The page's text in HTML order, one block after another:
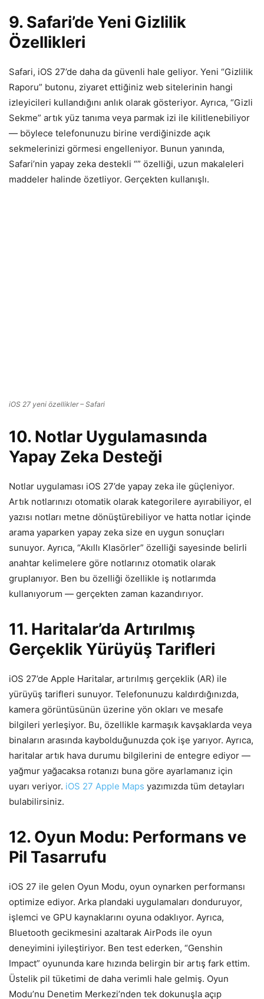
9. Safari’de Yeni Gizlilik
Özellikleri
Safari, iOS 27’de daha da güvenli hale geliyor. Yeni “Gizlilik
Raporu” butonu, ziyaret ettiğiniz web sitelerinin hangi
izleyicileri kullandığını anlık olarak gösteriyor. Ayrıca, “Gizli
Sekme” artık yüz tanıma veya parmak izi ile kilitlenebiliyor
— böylece telefonunuzu birine verdiğinizde açık
sekmelerinizi görmesi engelleniyor. Bunun yanında,
Safari’nin yapay zeka destekli “” özelliği, uzun makaleleri
maddeler halinde özetliyor. Gerçekten kullanışlı.
iOS 27 yeni özellikler – Safari
10. Notlar Uygulamasında
Yapay Zeka Desteği
Notlar uygulaması iOS 27’de yapay zeka ile güçleniyor.
Artık notlarınızı otomatik olarak kategorilere ayırabiliyor, el
yazısı notları metne dönüştürebiliyor ve hatta notlar içinde
arama yaparken yapay zeka size en uygun sonuçları
sunuyor. Ayrıca, “Akıllı Klasörler” özelliği sayesinde belirli
anahtar kelimelere göre notlarınız otomatik olarak
gruplanıyor. Ben bu özelliği özellikle iş notlarımda
kullanıyorum — gerçekten zaman kazandırıyor.
11. Haritalar’da Artırılmış
Gerçeklik Yürüyüş Tarifleri
iOS 27’de Apple Haritalar, artırılmış gerçeklik (AR) ile
yürüyüş tarifleri sunuyor. Telefonunuzu kaldırdığınızda,
kamera görüntüsünün üzerine yön okları ve mesafe
bilgileri yerleşiyor. Bu, özellikle karmaşık kavşaklarda veya
binaların arasında kaybolduğunuzda çok işe yarıyor. Ayrıca,
haritalar artık hava durumu bilgilerini de entegre ediyor —
yağmur yağacaksa rotanızı buna göre ayarlamanız için
uyarı veriyor. iOS 27 Apple Maps yazımızda tüm detayları
bulabilirsiniz.
12. Oyun Modu: Performans ve
Pil Tasarrufu
iOS 27 ile gelen Oyun Modu, oyun oynarken performansı
optimize ediyor. Arka plandaki uygulamaları donduruyor,
işlemci ve GPU kaynaklarını oyuna odaklıyor. Ayrıca,
Bluetooth gecikmesini azaltarak AirPods ile oyun
deneyimini iyileştiriyor. Ben test ederken, “Genshin
Impact” oyununda kare hızında belirgin bir artış fark ettim.
Üstelik pil tüketimi de daha verimli hale gelmiş. Oyun
Modu’nu Denetim Merkezi’nden tek dokunuşla açıp